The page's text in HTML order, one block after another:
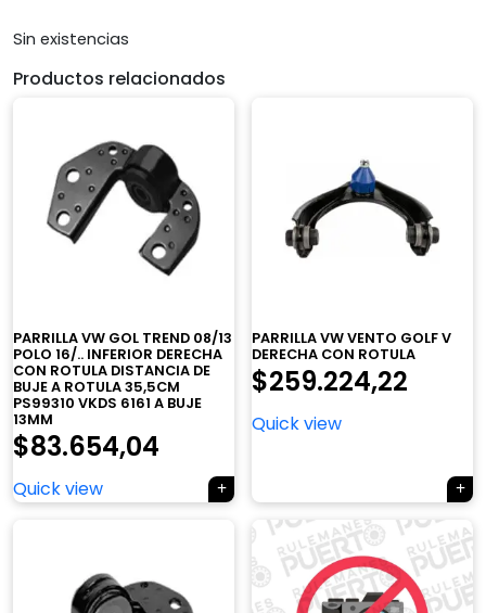
Sin existencias
Productos relacionados
PARRILLA VW GOL TREND 08/13
POLO 16/.. INFERIOR DERECHA
CON ROTULA DISTANCIA DE
BUJE A ROTULA 35,5CM
PS99310 VKDS 6161 A BUJE
13MM
$83.654,04
Quick view
PARRILLA VW VENTO GOLF V
DERECHA CON ROTULA
$259.224,22
Quick view